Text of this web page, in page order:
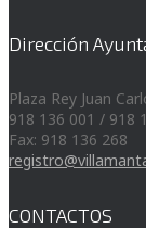
Dirección
Plaza Rey Juan
918 136 001 / 918
Fax: 918 136 268
CONTACTOS